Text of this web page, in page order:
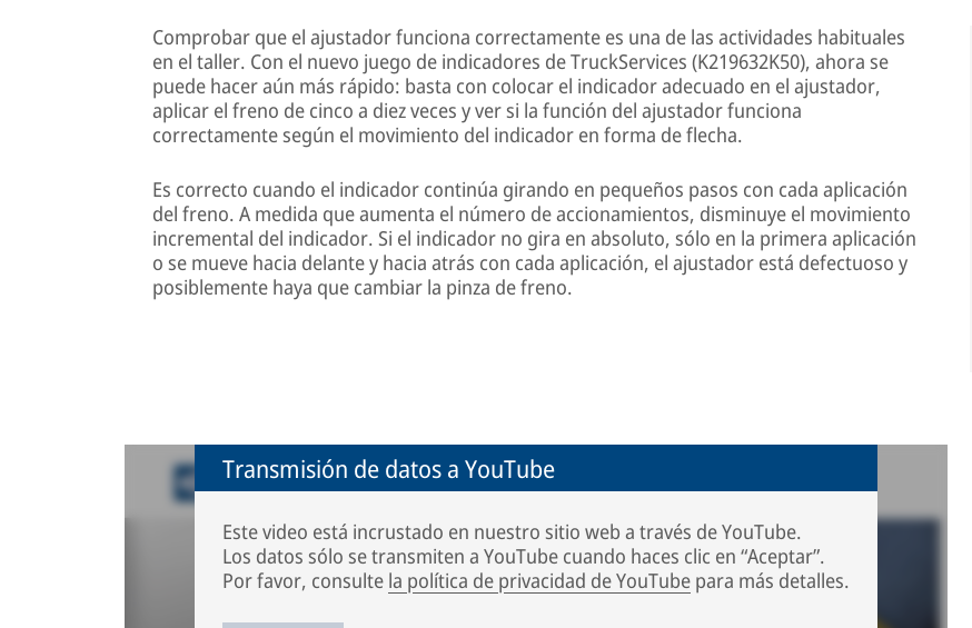
Comprobar que el ajustador funciona correctamente es una de las actividades habituales
en el taller. Con el nuevo juego de indicadores de TruckServices (K219632K50), ahora se
puede hacer aún más rápido: basta con colocar el indicador adecuado en el ajustador,
aplicar el freno de cinco a diez veces y ver si la función del ajustador funciona
correctamente según el movimiento del indicador en forma de flecha.
Es correcto cuando el indicador continúa girando en pequeños pasos con cada aplicación
del freno. A medida que aumenta el número de accionamientos, disminuye el movimiento
incremental del indicador. Si el indicador no gira en absoluto, sólo en la primera aplicación
o se mueve hacia delante y hacia atrás con cada aplicación, el ajustador está defectuoso y
posiblemente haya que cambiar la pinza de freno.
Transmisión de datos a YouTube
Este video está incrustado en nuestro sitio web a través de YouTube.
Los datos sólo se transmiten a YouTube cuando haces clic en “Aceptar”.
Por favor, consulte la política de privacidad de YouTube para más detalles.